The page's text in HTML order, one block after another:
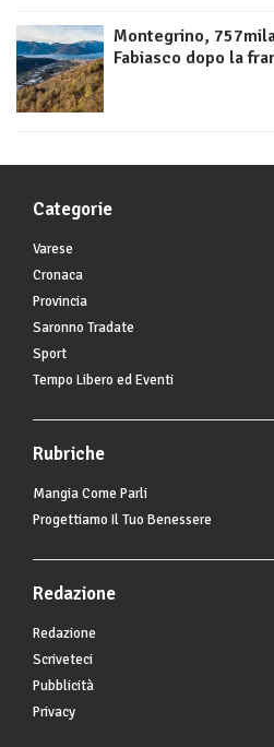
Montegrino,
Fabiasco dopo la
Categorie
Varese
Cronaca
Provincia
Saronno Tradate
Sport
Tempo Libero ed Eventi
Rubriche
Mangia Come Parli
Progettiamo Il Tuo Benessere
Redazione
Redazione
Scriveteci
Pubblicità
Privacy